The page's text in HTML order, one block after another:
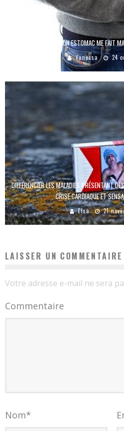
POURQUOI MON ESTOMAC ME FAIT
Vanessa 24
DIFFÉRENCIER LES MALADIES PRÉSENTANT
CRISE CARDIAQUE ET
Elsa 21
LAISSER UN COMMENTAIRE
Votre adresse e-mail ne sera
Commentaire
Nom*